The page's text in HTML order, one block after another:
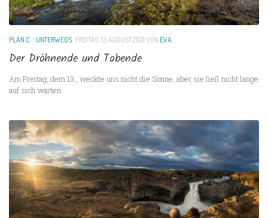
PLAN C/UNTERWEGS FREITAG, 13. AUGUST 2021VON EVA
Der Dröhnende und Tobende
Am Freitag, dem 13., weckte uns nicht die Sonne, aber sie ließ nicht lange
auf sich warten.